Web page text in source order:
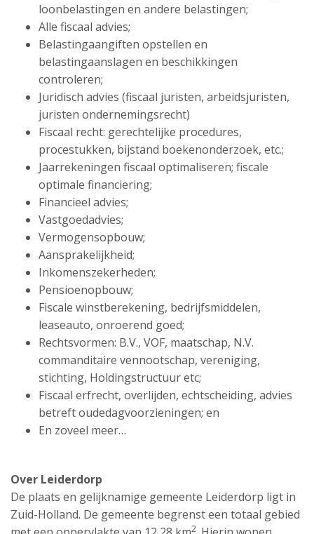
loonbelastingen en andere belastingen;
Alle fiscaal advies;
Belastingaangiften opstellen en
belastingaanslagen en beschikkingen
controleren;
Juridisch advies (fiscaal juristen, arbeidsjuristen,
juristen ondernemingsrecht)
Fiscaal recht: gerechtelijke procedures,
procestukken, bijstand boekenonderzoek, etc.;
Jaarrekeningen fiscaal optimaliseren; fiscale
optimale financiering;
Financieel advies;
Vastgoedadvies;
Vermogensopbouw;
Aansprakelijkheid;
Inkomenszekerheden;
Pensioenopbouw;
Fiscale winstberekening, bedrijfsmiddelen,
leaseauto, onroerend goed;
Rechtsvormen: B.V., VOF, maatschap, N.V.
commanditaire vennootschap, vereniging,
stichting, Holdingstructuur etc;
Fiscaal erfrecht, overlijden, echtscheiding, advies
betreft oudedagvoorzieningen; en
En zoveel meer…
Over Leiderdorp
De plaats en gelijknamige gemeente Leiderdorp ligt in
Zuid-Holland. De gemeente begrenst een totaal gebied
2